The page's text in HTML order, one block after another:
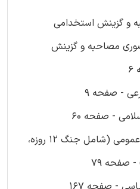
و گزینش استخدامی
حضوری مصاحبه و گزینش
بخش 4: اطلاعات عمومی (شامل جنگ 12 روزه،
79